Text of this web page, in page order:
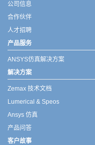
公司信息
合作伙伴
人才招聘
产品服务
ANSYS仿真解决方案
解决方案
Zemax 技术文档
Lumerical & Speos
Ansys 仿真
产品问答
客户故事